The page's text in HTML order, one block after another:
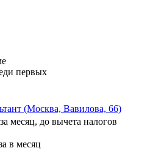
первых
(Москва, Вавилова, 66)
за месяц, до вычета налогов
в месяц